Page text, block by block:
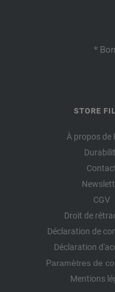
*
STORE
À propos de
CGV
Droit de
Déclaration de
Déclaration
Paramètres de
Mentions